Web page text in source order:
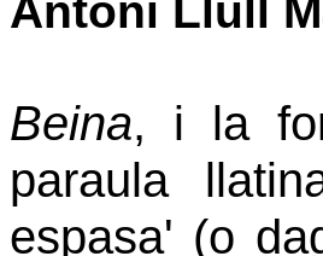
Antoni Llull
Beina, i la
paraula
espasa' (o